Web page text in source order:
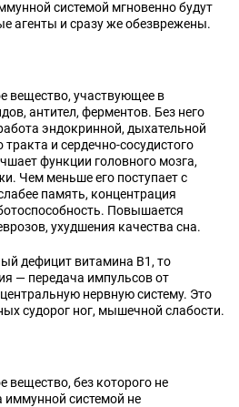
системой мгновенно будут
агенты и сразу же обезврежены.
вещество, участвующее в
антител, ферментов. Без него
эндокринной, дыхательной
и сердечно-сосудистого
функции головного мозга,
Чем меньше его поступает с
память, концентрация
Повышается
ухудшения качества сна.
дефицит витамина B1, то
— передача импульсов от
нервную систему. Это
судорог ног, мышечной слабости.
вещество, без которого не
иммунной системой не